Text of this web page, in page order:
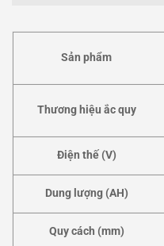
Sản phẩm
Thương hiệu ắc quy
Điện thế (V)
Dung lượng (AH)
Quy cách (mm)